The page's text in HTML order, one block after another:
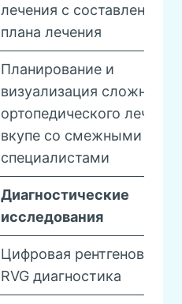
лечения с составлением
плана лечения
Планирование и
визуализация сложного
ортопедического лечения
вкупе со смежными
специалистами
Диагностические
исследования
Цифровая рентгеновская
RVG диагностика